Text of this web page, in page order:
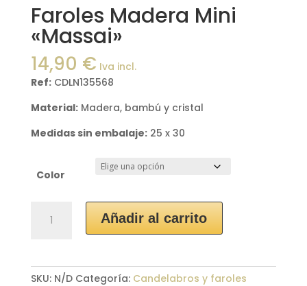
Faroles Madera Mini
«Massai»
14,90 € Iva incl.
Ref:CDLN135568
Material:Madera, bambú y cristal
Medidas sin embalaje:25 x 30
Color
Madera
cantidad
Añadir al carrito
SKU: N/D Categoría: Candelabros y faroles